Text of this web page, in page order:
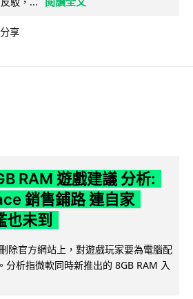
分享
RAM 遊戲建議 分析:
銷售鋪路 連自家
未到
除官方網站上，對遊戲玩家要為電腦配
分析指微軟同時新推出的 8GB RAM 入